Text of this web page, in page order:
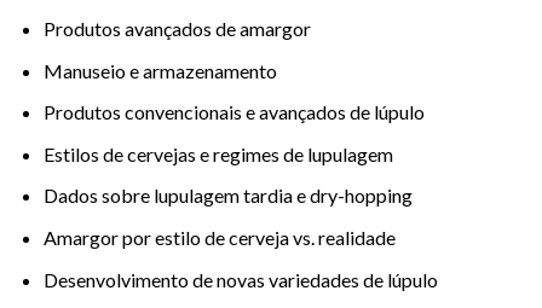
Produtos avançados de amargor
Manuseio e armazenamento
Produtos convencionais e avançados de lúpulo
Estilos de cervejas e regimes de lupulagem
Dados sobre lupulagem tardia e dry-hopping
Amargor por estilo de cerveja vs. realidade
Desenvolvimento de novas variedades de lúpulo